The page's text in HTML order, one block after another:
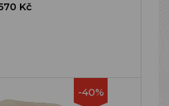
Kč
-40%